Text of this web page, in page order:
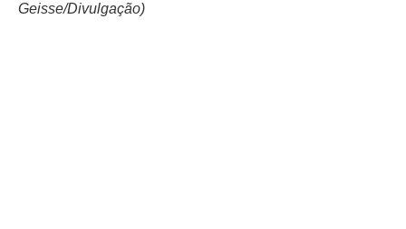
Geisse/Divulgação)